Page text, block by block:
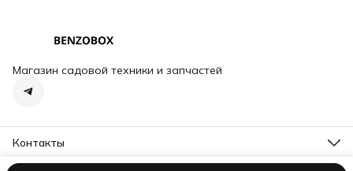
Магазин садовой техники и запчастей
Контакты
Адрес